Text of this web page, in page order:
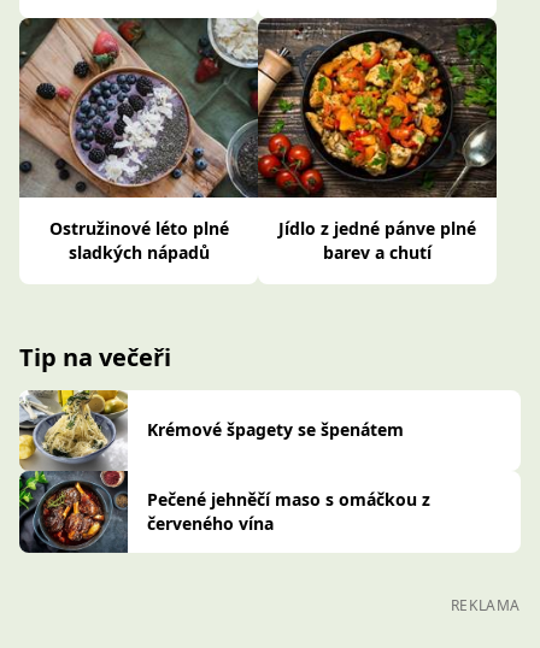
Ostružinové léto plné
sladkých nápadů
Jídlo z jedné pánve plné
barev a chutí
Tip na večeři
Krémové špagety se špenátem
Pečené jehněčí maso s omáčkou z
červeného vína
REKLAMA